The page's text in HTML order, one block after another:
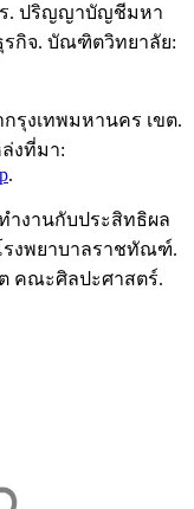
ร. ปริญญาบัญชีมหา
กิจ. บัณฑิตวิทยาลัย:
รุงเทพมหานคร เขต.
งที่มา:
.
ำงานกับประสิทธิผล
งพยาบาลราชทัณฑ์.
คณะศิลปะศาสตร์.